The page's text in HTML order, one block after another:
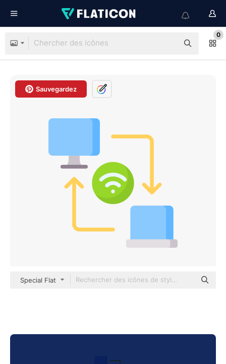
0
Sauvegardez
Special Flat